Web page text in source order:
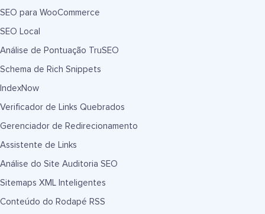
SEO para WooCommerce
SEO Local
Análise de Pontuação TruSEO
Schema de Rich Snippets
IndexNow
Verificador de Links Quebrados
Gerenciador de Redirecionamento
Assistente de Links
Análise do Site Auditoria SEO
Sitemaps XML Inteligentes
Conteúdo do Rodapé RSS